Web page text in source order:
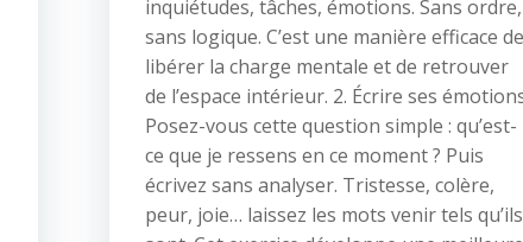
inquiétudes, tâches, émotions. Sans ordre,
sans logique. C’est une manière efficace de
libérer la charge mentale et de retrouver
de l’espace intérieur. 2. Écrire ses
Posez-vous cette question simple : qu’est-
ce que je ressens en ce moment ? Puis
écrivez sans analyser. Tristesse, colère,
peur, joie… laissez les mots venir tels qu’ils